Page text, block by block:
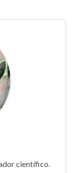
científico.